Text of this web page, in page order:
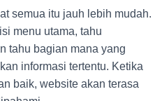
semua itu jauh lebih mudah.
menu utama, tahu
tahu bagian mana yang
informasi tertentu. Ketika
baik, website akan terasa